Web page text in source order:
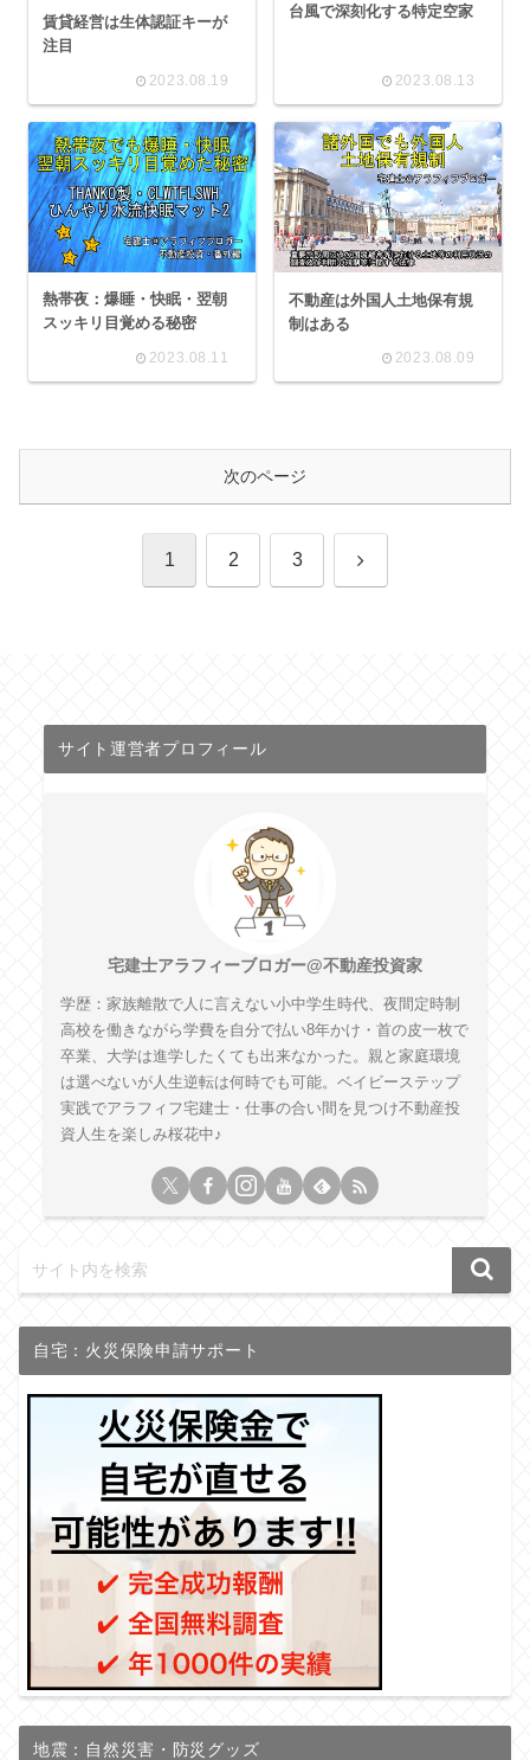
賃貸経営は生体認証キーが
注目
2023.08.19
台風で深刻化する特定空家
2023.08.13
熱帯夜：爆睡・快眠・翌朝
スッキリ目覚める秘密
2023.08.11
不動産は外国人土地保有規
制はある
2023.08.09
次のページ
1 2 3 次
サイト運営者プロフィール
宅建士アラフィーブロガー@不動産投資家
学歴：家族離散で人に言えない小中学生時代、夜間定時制
高校を働きながら学費を自分で払い8年かけ・首の皮一枚で
卒業、大学は進学したくても出来なかった。親と家庭環境
は選べないが人生逆転は何時でも可能。ベイビーステップ
実践でアラフィフ宅建士・仕事の合い間を見つけ不動産投
資人生を楽しみ桜花中♪
自宅：火災保険申請サポート
地震：自然災害・防災グッズ